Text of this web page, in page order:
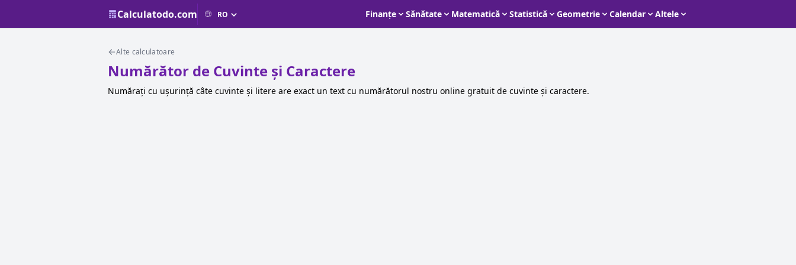
Calculatodo.com Finanțe Sănătate Matematică Statistică Geometrie Calendar Altele
Alte calculatoare
Numărător de Cuvinte și Caractere
Numărați cu ușurință câte cuvinte și litere are exact un text cu numărătorul nostru online gratuit de cuvinte și caractere.